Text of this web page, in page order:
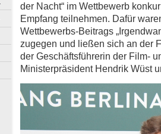
der Nacht“ im Wettbewerb
Empfang teilnehmen. Dafür
Wettbewerbs-Beitrags
zugegen und ließen sich an der
der Geschäftsführerin der Film-
Ministerpräsident Hendrik Wüst